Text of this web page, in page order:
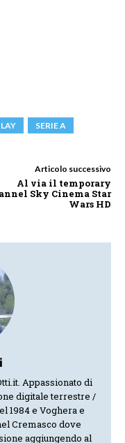
SERIE A
Articolo successivo
Al via il temporary
Sky Cinema Star
Wars HD
Appassionato di
digitale terrestre /
1984 e Voghera e
Cremasco dove
aggiungendo al